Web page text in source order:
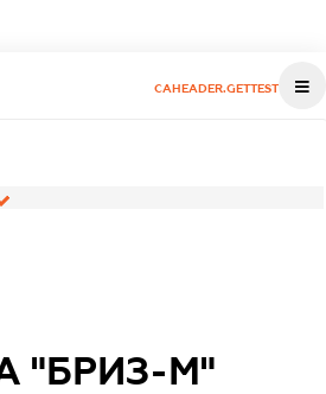
CAHEADER.GETTEST
"БРИЗ-М"